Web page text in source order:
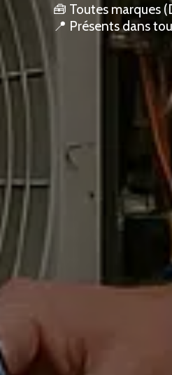
🧰 Toutes marques
📍 Présents dans